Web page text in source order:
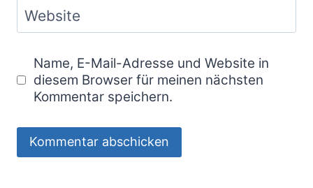
Website
Name, E-Mail-Adresse und Website in
diesem Browser für meinen nächsten
Kommentar speichern.